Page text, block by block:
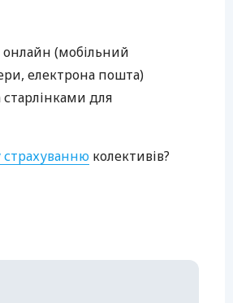
(мобільний
електрона пошта)
для
колективів?